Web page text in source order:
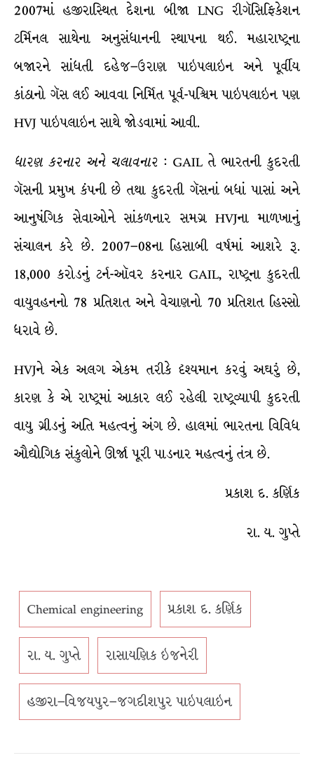
2007માં હજીરાસ્થિત દેશના બીજા LNG રીગૅસિફિકેશન
ટર્મિનલ સાથેના અનુસંધાનની સ્થાપના થઈ. મહારાષ્ટ્રના
બજારને સાંધતી દહેજ–ઉરાણ પાઇપલાઇન અને પૂર્વીય
કાંઠાનો ગૅસ લઈ આવવા નિર્મિત પૂર્વ-પશ્ચિમ પાઇપલાઇન પણ
HVJ પાઇપલાઇન સાથે જોડવામાં આવી.
ધારણ કરનાર અને ચલાવનાર : GAIL તે ભારતની કુદરતી
ગૅસની પ્રમુખ કંપની છે તથા કુદરતી ગૅસનાં બધાં પાસાં અને
આનુષંગિક સેવાઓને સાંકળનાર સમગ્ર HVJના માળખાનું
સંચાલન કરે છે. 2007–08ના હિસાબી વર્ષમાં આશરે રૂ.
18,000 કરોડનું ટર્ન-ઑવર કરનાર GAIL, રાષ્ટ્રના કુદરતી
વાયુવહનનો 78 પ્રતિશત અને વેચાણનો 70 પ્રતિશત હિસ્સો
ધરાવે છે.
HVJને એક અલગ એકમ તરીકે દૃશ્યમાન કરવું અઘરું છે,
કારણ કે એ રાષ્ટ્રમાં આકાર લઈ રહેલી રાષ્ટ્રવ્યાપી કુદરતી
વાયુ ગ્રીડનું અતિ મહત્વનું અંગ છે. હાલમાં ભારતના વિવિધ
ઔદ્યોગિક સંકુલોને ઊર્જા પૂરી પાડનાર મહત્વનું તંત્ર છે.
પ્રકાશ દ. કર્ણિક
રા. ય. ગુપ્તે
Chemical engineering પ્રકાશ દ. કર્ણિક
રા. ય. ગુપ્તે રાસાયણિક ઇજનેરી
હજીરા–વિજયપુર–જગદીશપુર પાઇપલાઇન